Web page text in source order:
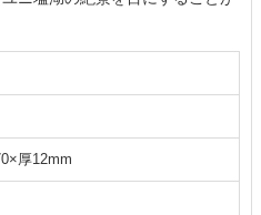
厚12mm